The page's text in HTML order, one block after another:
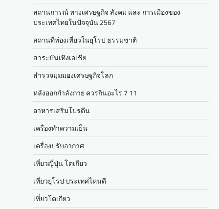
สถานการณ์ ทางเศรษฐกิจ สังคม และ การเมืองของ
ประเทศไทยในปัจจุบัน 2567
สถานที่ท่องเที่ยวในยุโรป ธรรมชาติ
สาระบันเทิงเอเชีย
สำรวจมุมมองเศรษฐกิจโลก
หลังออกกําลังกาย ควรกินอะไร 7 11
อาหารเสริมโปรตีน
เครื่องทำความเย็น
เครื่องปรับอากาศ
เที่ยวญี่ปุ่น โตเกียว
เที่ยวยุโรป ประเทศไหนดี
เที่ยวโตเกียว